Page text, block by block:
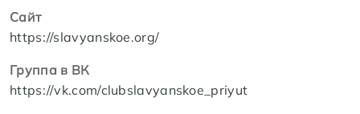
Сайт
https://slavyanskoe.org/
Группа в ВК
https://vk.com/clubslavyanskoe_priyut